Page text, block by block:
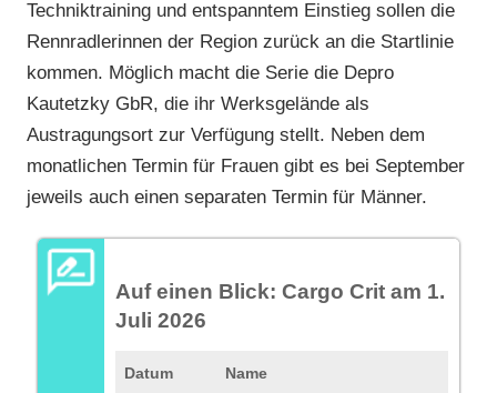
Techniktraining und entspanntem Einstieg sollen die
Rennradlerinnen der Region zurück an die Startlinie
kommen. Möglich macht die Serie die Depro
Kautetzky GbR, die ihr Werksgelände als
Austragungsort zur Verfügung stellt. Neben dem
monatlichen Termin für Frauen gibt es bei September
jeweils auch einen separaten Termin für Männer.
Auf einen Blick: Cargo Crit am 1.
Juli 2026
Datum Name